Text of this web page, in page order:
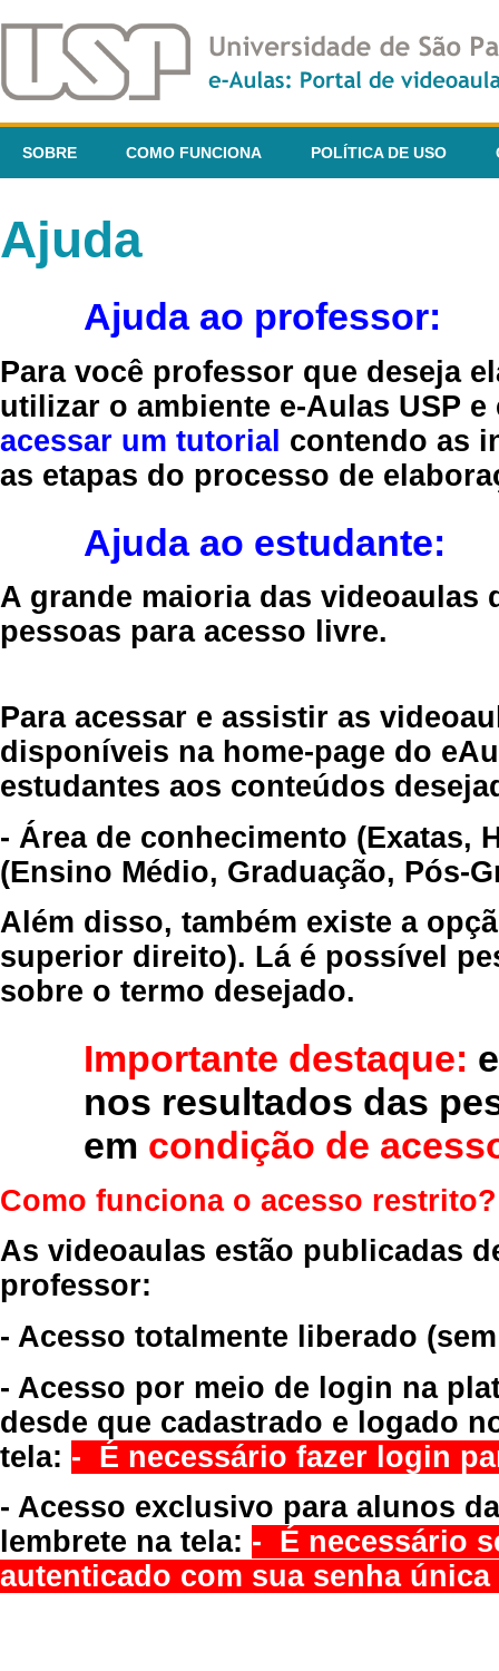
SOBRE COMO FUNCIONA POLÍTICA DE USO
Ajuda
Ajuda ao professor:
Para você professor que deseja
utilizar o ambiente e-Aulas USP
acessar um tutorial contendo as
as etapas do processo de
Ajuda ao estudante:
A grande maioria das videoaulas
pessoas para acesso livre.
Para acessar e assistir as
disponíveis na home-page do
estudantes aos conteúdos
- Área de conhecimento (Exatas,
(Ensino Médio, Graduação, Pós-
Além disso, também existe a
superior direito). Lá é possível
sobre o termo desejado.
Importante destaque:
nos resultados das
em condição de
Como funciona o acesso restrito?
As videoaulas estão publicadas
professor:
- Acesso totalmente liberado
- Acesso por meio de login na
desde que cadastrado e logado
tela: - É necessário fazer login
- Acesso exclusivo para alunos
lembrete na tela: - É necessário
autenticado com sua senha